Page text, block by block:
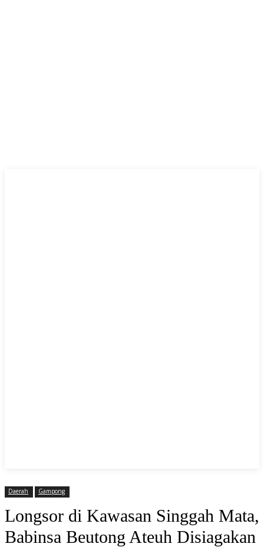
Daerah Gampong
Longsor di Kawasan Singgah Mata,
Babinsa Beutong Ateuh Disiagakan